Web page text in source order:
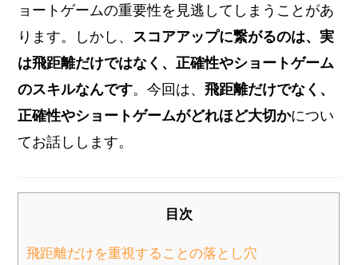
ョートゲームの重要性を見逃してしまうことがあ
ります。しかし、 スコアアップに繋がるのは、実
は飛距離だけではなく、正確性やショートゲーム
のスキルなんです。今回は、飛距離だけでなく、
正確性やショートゲームがどれほど大切かについ
てお話しします。
目次
飛距離だけを重視することの落とし穴